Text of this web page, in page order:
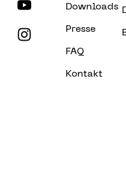
Downloads
Presse
FAQ
Kontakt